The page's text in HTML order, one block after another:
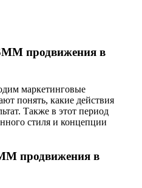
продвижения в
маркетинговые
понять, какие действия
Также в этот период
стиля и концепции
продвижения в